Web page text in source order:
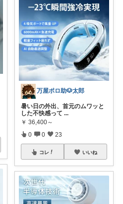
万屋ポロ助🐶太郎
暑い日の外出、首元のムワッと
した不快感って ...
￥ 36,400～
0 0 23
コレ いいね